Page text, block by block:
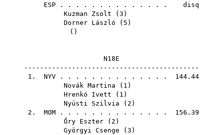
ESP . . . . . . . . . . . . . . disq
Kuzman Zsolt ( 3 )
Dorner László ( 5 )
()
N18E
--------------------------------------------
1. NYV . . . . . . . . . . . . . . 144.44
Novák Martina ( 1 )
Hrenkó Ivett ( 1 )
Nyüsti Szilvia ( 2 )
2. MOM . . . . . . . . . . . . . . 156.39
Őry Eszter ( 2 )
Györgyi Csenge ( 3 )